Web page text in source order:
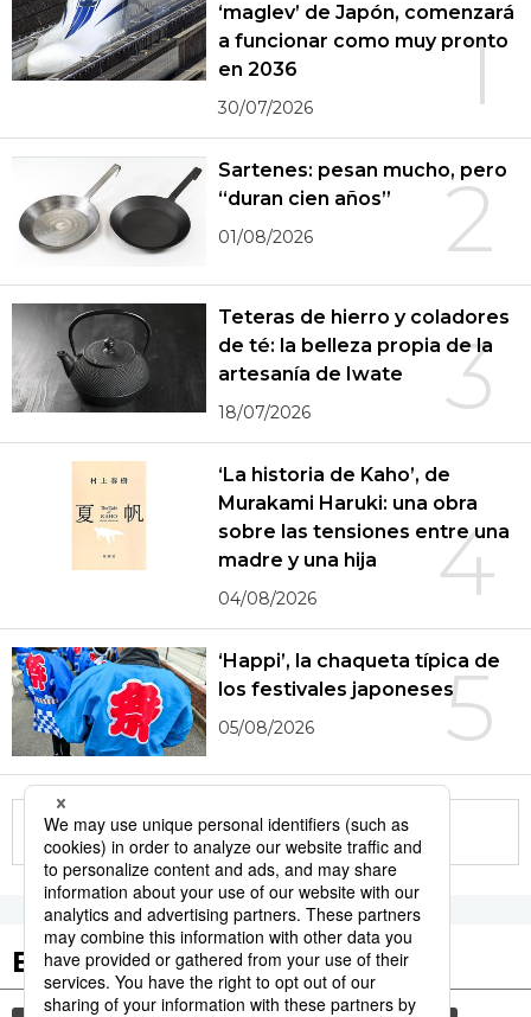
1
‘maglev’ de Japón, comenzará
a funcionar como muy pronto
en 2036
30/07/2026
2
Sartenes: pesan mucho, pero
“duran cien años”
01/08/2026
3
Teteras de hierro y coladores
de té: la belleza propia de la
artesanía de Iwate
18/07/2026
4
‘La historia de Kaho’, de
Murakami Haruki: una obra
sobre las tensiones entre una
madre y una hija
04/08/2026
5
‘Happi’, la chaqueta típica de
los festivales japoneses
05/08/2026
More in this series
Etiquetas destacadas